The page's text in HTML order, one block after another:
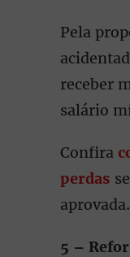
Pela
receber
salário
Confira
perdas
aprovada.
5 –